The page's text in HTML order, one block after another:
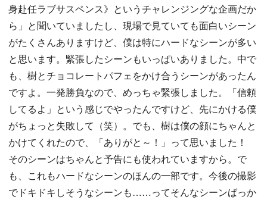
身赴任ラブサスペンス》というチャレンジングな企画だか
ら」と聞いていましたし、現場で見ていても面白いシーン
がたくさんありますけど、僕は特にハードなシーンが多い
と思います。緊張したシーンもいっぱいありました。中で
も、樹とチョコレートパフェをかけ合うシーンがあったん
ですよ。一発勝負なので、めっちゃ緊張しました。「信頼
してるよ」という感じでやったんですけど、先にかける僕
がちょっと失敗して（笑）。でも、樹は僕の顔にちゃんと
かけてくれたので、「ありがと～！」って思いました！
そのシーンはちゃんと予告にも使われていますから。で
も、これもハードなシーンのほんの一部です。今後の撮影
でドキドキしそうなシーンも……ってそんなシーンばっか